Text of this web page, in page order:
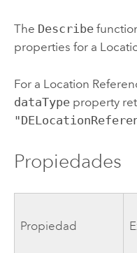
The Describe
properties for a
For a Location
dataTypeproperty
Propiedades
Propiedad